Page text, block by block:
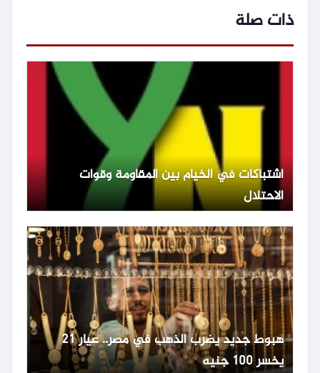
ذات صلة
اشتباكات في الخيام بين المقاومة وقوات
الاحتلال
هبوط جديد يضرب الذهب في مصر.. عيار 21
يخسر 100 جنيه